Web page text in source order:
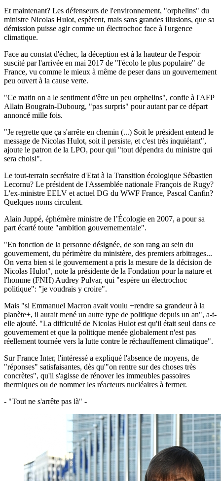
Et maintenant? Les défenseurs de l'environnement, "orphelins" du
ministre Nicolas Hulot, espèrent, mais sans grandes illusions, que sa
démission puisse agir comme un électrochoc face à l'urgence
climatique.
Face au constat d'échec, la déception est à la hauteur de l'espoir
suscité par l'arrivée en mai 2017 de "l'écolo le plus populaire" de
France, vu comme le mieux à même de peser dans un gouvernement
peu ouvert à la cause verte.
"Ce matin on a le sentiment d'être un peu orphelins", confie à l'AFP
Allain Bougrain-Dubourg, "pas surpris" pour autant par ce départ
annoncé mille fois.
"Je regrette que ça s'arrête en chemin (...) Soit le président entend le
message de Nicolas Hulot, soit il persiste, et c'est très inquiétant",
ajoute le patron de la LPO, pour qui "tout dépendra du ministre qui
sera choisi".
Le tout-terrain secrétaire d'Etat à la Transition écologique Sébastien
Lecornu? Le président de l'Assemblée nationale François de Rugy?
L'ex-ministre EELV et actuel DG du WWF France, Pascal Canfin?
Quelques noms circulent.
Alain Juppé, éphémère ministre de l’Écologie en 2007, a pour sa
part écarté toute "ambition gouvernementale".
"En fonction de la personne désignée, de son rang au sein du
gouvernement, du périmètre du ministère, des premiers arbitrages...
On verra bien si le gouvernement a pris la mesure de la décision de
Nicolas Hulot", note la présidente de la Fondation pour la nature et
l'homme (FNH) Audrey Pulvar, qui "espère un électrochoc
politique": "je voudrais y croire".
Mais "si Emmanuel Macron avait voulu +rendre sa grandeur à la
planète+, il aurait mené un autre type de politique depuis un an", a-t-
elle ajouté. "La difficulté de Nicolas Hulot est qu'il était seul dans ce
gouvernement et que la politique menée globalement n'est pas
réellement tournée vers la lutte contre le réchauffement climatique".
Sur France Inter, l'intéressé a expliqué l'absence de moyens, de
"réponses" satisfaisantes, dès qu'"on rentre sur des choses très
concrètes", qu'il s'agisse de rénover les immeubles passoires
thermiques ou de nommer les réacteurs nucléaires à fermer.
- "Tout ne s'arrête pas là" -